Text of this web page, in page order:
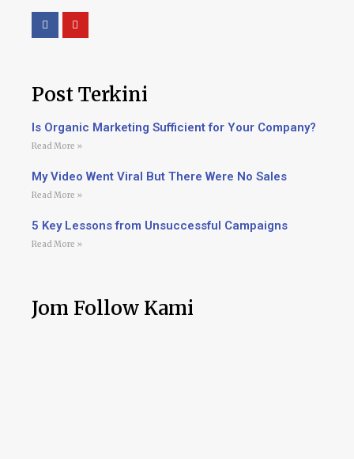
Post Terkini
Is Organic Marketing Sufficient for Your Company?
Read More »
My Video Went Viral But There Were No Sales
Read More »
5 Key Lessons from Unsuccessful Campaigns
Read More »
Jom Follow Kami